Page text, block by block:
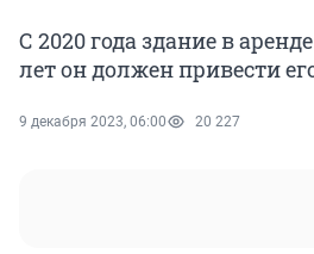
С 2020 года здание в
лет он должен привести
9 декабря 2023, 06:00 20 227